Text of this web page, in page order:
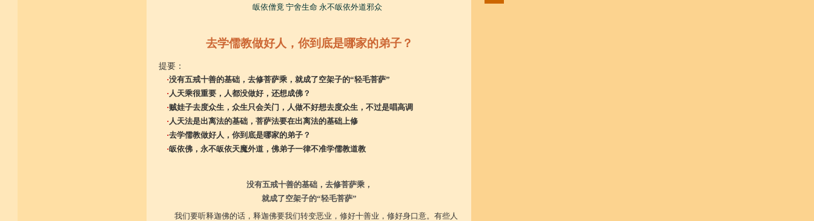
皈依僧竟 宁舍生命 永不皈依外道邪众
去学儒教做好人，你到底是哪家的弟子？
提要：
·没有五戒十善的基础，去修菩萨乘，就成了空架子的“轻毛菩萨”
·人天乘很重要，人都没做好，还想成佛？
·贼娃子去度众生，众生只会关门，人做不好想去度众生，不过是唱高调
·人天法是出离法的基础，菩萨法要在出离法的基础上修
·去学儒教做好人，你到底是哪家的弟子？
·皈依佛，永不皈依天魔外道，佛弟子一律不准学儒教道教
没有五戒十善的基础，去修菩萨乘，
就成了空架子的“轻毛菩萨”
我们要听释迦佛的话，释迦佛要我们转变恶业，修好十善业，修好身口意。有些人